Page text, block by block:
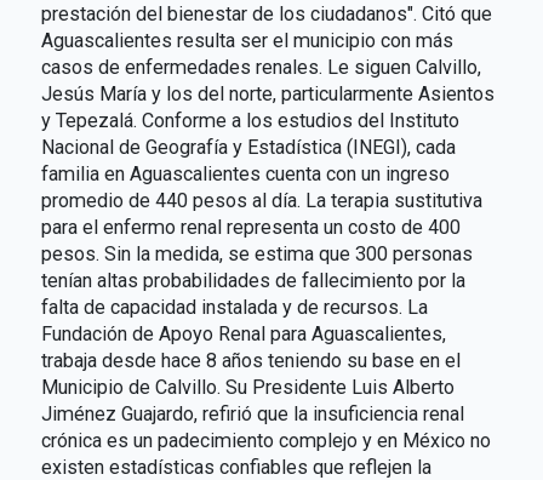
prestación del bienestar de los ciudadanos". Citó que
Aguascalientes resulta ser el municipio con más
casos de enfermedades renales. Le siguen Calvillo,
Jesús María y los del norte, particularmente Asientos
y Tepezalá. Conforme a los estudios del Instituto
Nacional de Geografía y Estadística (INEGI), cada
familia en Aguascalientes cuenta con un ingreso
promedio de 440 pesos al día. La terapia sustitutiva
para el enfermo renal representa un costo de 400
pesos. Sin la medida, se estima que 300 personas
tenían altas probabilidades de fallecimiento por la
falta de capacidad instalada y de recursos. La
Fundación de Apoyo Renal para Aguascalientes,
trabaja desde hace 8 años teniendo su base en el
Municipio de Calvillo. Su Presidente Luis Alberto
Jiménez Guajardo, refirió que la insuficiencia renal
crónica es un padecimiento complejo y en México no
existen estadísticas confiables que reflejen la